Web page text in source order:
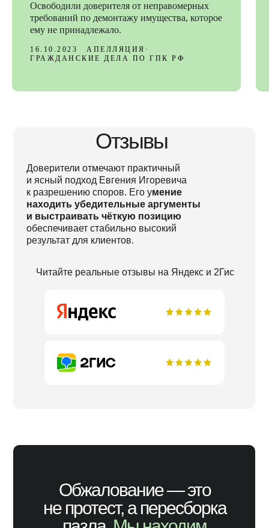
Освободили доверителя от неправомерных
требований по демонтажу имущества, которое
ему не принадлежало.
16.10.2023
АПЕЛЛЯЦИЯ
ГРАЖДАНСКИЕ ДЕЛА ПО ГПК РФ
Отзывы
Доверители отмечают практичный
и ясный подход Евгения Игоревича
к разрешению споров. Его умение
находить убедительные аргументы
и выстраивать чёткую позицию
обеспечивает стабильно высокий
результат для клиентов.
Ч итайте реальные отзывы на Яндекс и 2Гис
Обжалование — это
не протест, а пересборка